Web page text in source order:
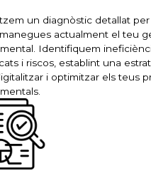
un diagnòstic detallat
actualment el teu
Identifiquem
i riscos, establint una
i optimitzar els teus